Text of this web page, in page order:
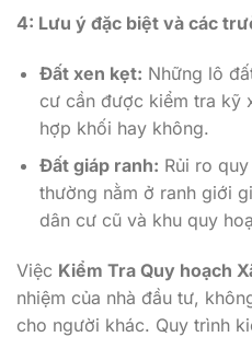
4: Lưu ý đặc biệt và các
Đất xen kẹt: Những lô
cư cần được kiểm tra kỹ
hợp khối hay không.
Đất giáp ranh: Rủi ro
thường nằm ở ranh giới
dân cư cũ và khu quy
Việc Kiểm Tra Quy hoạch
nhiệm của nhà đầu tư,
cho người khác. Quy trình